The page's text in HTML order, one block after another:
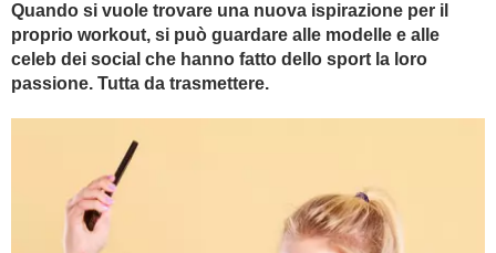
GASTRONOMIA
CAPELLI
BAMBINO
Quando si vuole trovare una nuova ispirazione per il
proprio workout, si può guardare alle modelle e alle
celeb dei social che hanno fatto dello sport la loro
passione. Tutta da trasmettere.